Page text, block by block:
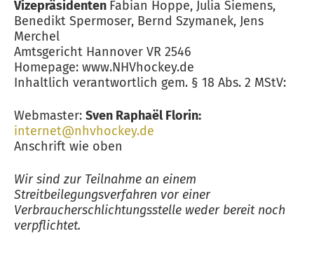
Vizepräsidenten Fabian Hoppe, Julia Siemens,
Benedikt Spermoser, Bernd Szymanek, Jens
Merchel
Amtsgericht Hannover VR 2546
Homepage: www.NHVhockey.de
Inhaltlich verantwortlich gem. § 18 Abs. 2 MStV:
Webmaster: Sven Raphaël Florin:
internet@nhvhockey.de
Anschrift wie oben
Wir sind zur Teilnahme an einem
Streitbeilegungsverfahren vor einer
Verbraucherschlichtungsstelle weder bereit noch
verpflichtet.